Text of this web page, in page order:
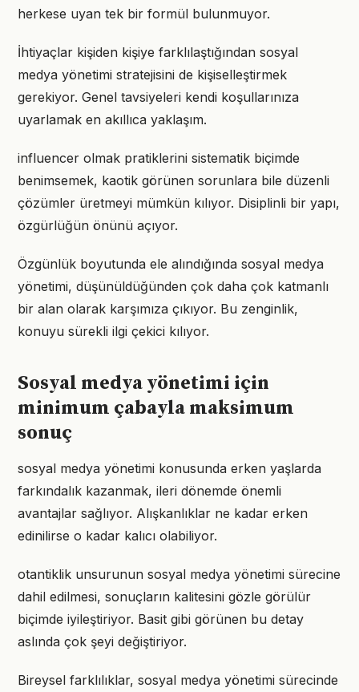
herkese uyan tek bir formül bulunmuyor.
İhtiyaçlar kişiden kişiye farklılaştığından sosyal
medya yönetimi stratejisini de kişiselleştirmek
gerekiyor. Genel tavsiyeleri kendi koşullarınıza
uyarlamak en akıllıca yaklaşım.
influencer olmak pratiklerini sistematik biçimde
benimsemek, kaotik görünen sorunlara bile düzenli
çözümler üretmeyi mümkün kılıyor. Disiplinli bir yapı,
özgürlüğün önünü açıyor.
Özgünlük boyutunda ele alındığında sosyal medya
yönetimi, düşünüldüğünden çok daha çok katmanlı
bir alan olarak karşımıza çıkıyor. Bu zenginlik,
konuyu sürekli ilgi çekici kılıyor.
Sosyal medya yönetimi için
minimum çabayla maksimum
sonuç
sosyal medya yönetimi konusunda erken yaşlarda
farkındalık kazanmak, ileri dönemde önemli
avantajlar sağlıyor. Alışkanlıklar ne kadar erken
edinilirse o kadar kalıcı olabiliyor.
otantiklik unsurunun sosyal medya yönetimi sürecine
dahil edilmesi, sonuçların kalitesini gözle görülür
biçimde iyileştiriyor. Basit gibi görünen bu detay
aslında çok şeyi değiştiriyor.
Bireysel farklılıklar, sosyal medya yönetimi sürecinde